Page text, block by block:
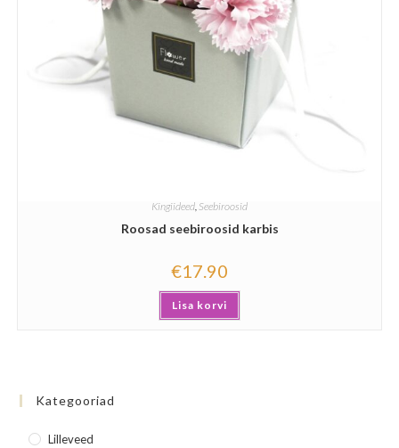
Kingiideed Seebiroosid
Roosad seebiroosid karbis
€17.90
Lisa korvi
Kategooriad
Lilleveed